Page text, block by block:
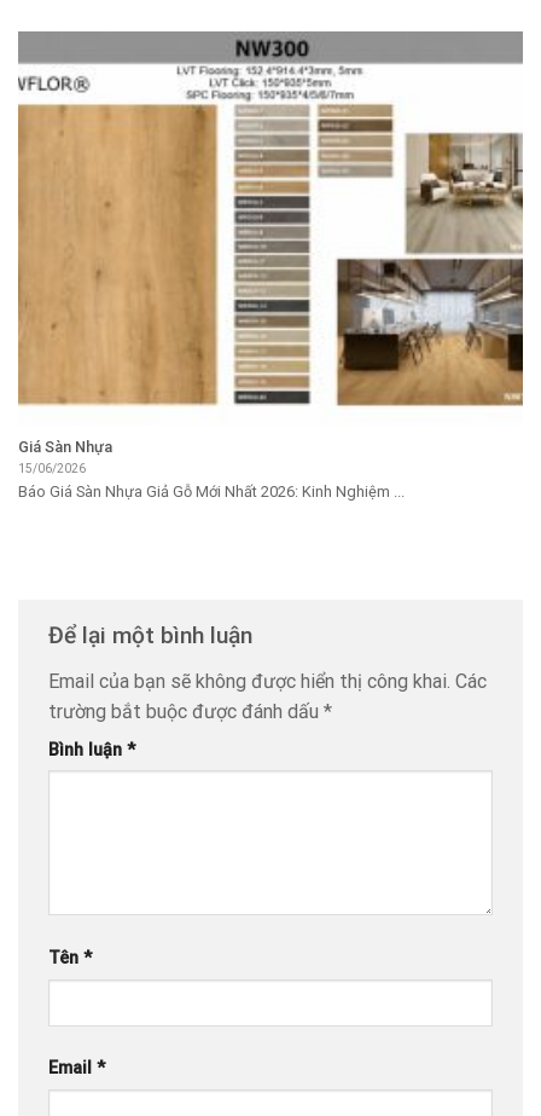
Giá Sàn Nhựa
15/06/2026
Báo Giá Sàn Nhựa Giả Gỗ Mới Nhất 2026: Kinh Nghiệm ...
Để lại một bình luận
Email của bạn sẽ không được hiển thị công khai. Các
trường bắt buộc được đánh dấu *
Bình luận *
Tên *
Email *